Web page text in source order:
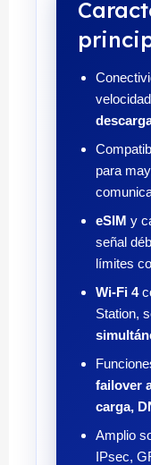
para
eSIM y
señal
límites
Wi-Fi 4
Station,
failover
carga,
Amplio
IPsec,